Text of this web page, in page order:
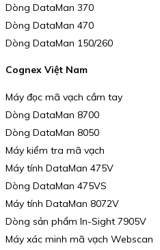
Dòng DataMan 370
Dòng DataMan 470
Dòng DataMan 150/260
Cognex Việt Nam
Máy đọc mã vạch cầm tay
Dòng DataMan 8700
Dòng DataMan 8050
Máy kiểm tra mã vạch
Máy tính DataMan 475V
Dòng DataMan 475VS
Máy tính DataMan 8072V
Dòng sản phẩm In-Sight 7905V
Máy xác minh mã vạch Webscan